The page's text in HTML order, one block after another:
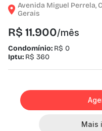
Avenida Miguel Perrela,
Gerais
R$ 11.900/mês
Condomínio: R$ 0
Iptu: R$ 360
Mais